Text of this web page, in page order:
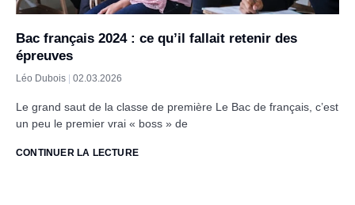
Bac français 2024 : ce qu’il fallait retenir des
épreuves
Léo Dubois 02.03.2026
Le grand saut de la classe de première Le Bac de français, c’est
un peu le premier vrai « boss » de
CONTINUER LA LECTURE